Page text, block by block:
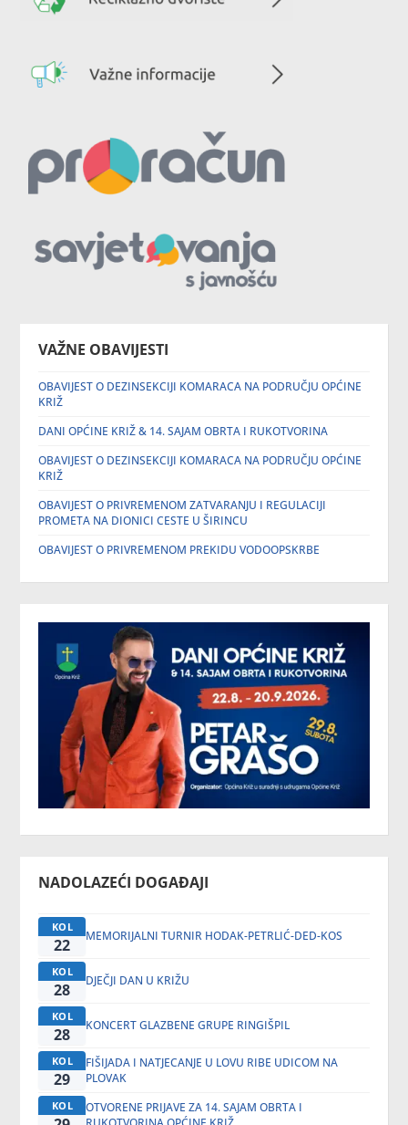
VAŽNE OBAVIJESTI
OBAVIJEST O DEZINSEKCIJI KOMARACA NA PODRUČJU OPĆINE
KRIŽ
DANI OPĆINE KRIŽ & 14. SAJAM OBRTA I RUKOTVORINA
OBAVIJEST O DEZINSEKCIJI KOMARACA NA PODRUČJU OPĆINE
KRIŽ
OBAVIJEST O PRIVREMENOM ZATVARANJU I REGULACIJI
PROMETA NA DIONICI CESTE U ŠIRINCU
OBAVIJEST O PRIVREMENOM PREKIDU VODOOPSKRBE
NADOLAZEĆI DOGAĐAJI
KOL
22 MEMORIJALNI TURNIR HODAK-PETRLIĆ-DED-KOS
KOL
28 DJEČJI DAN U KRIŽU
KOL
28 KONCERT GLAZBENE GRUPE RINGIŠPIL
KOL
29
FIŠIJADA I NATJECANJE U LOVU RIBE UDICOM NA
PLOVAK
KOL
OTVORENE PRIJAVE ZA 14. SAJAM OBRTA I